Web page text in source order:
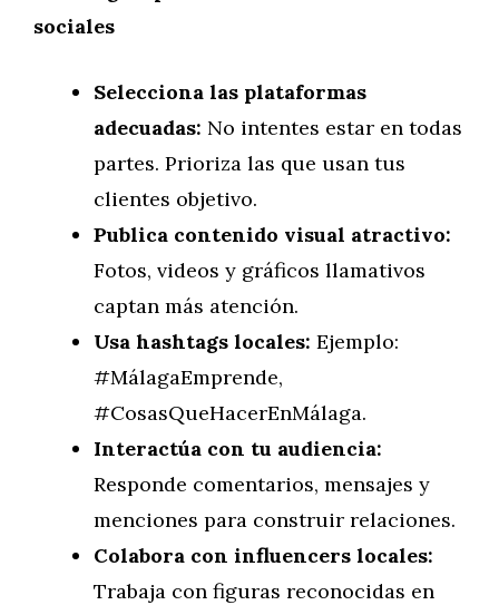
sociales
Selecciona las plataformas
adecuadas: No intentes estar en todas
partes. Prioriza las que usan tus
clientes objetivo.
Publica contenido visual atractivo:
Fotos, videos y gráficos llamativos
captan más atención.
Usa hashtags locales: Ejemplo:
#MálagaEmprende,
#CosasQueHacerEnMálaga.
Interactúa con tu audiencia:
Responde comentarios, mensajes y
menciones para construir relaciones.
Colabora con influencers locales:
Trabaja con figuras reconocidas en